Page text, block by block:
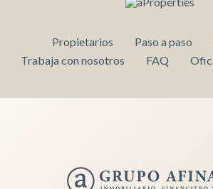
Propietarios Paso a paso
Trabaja con nosotros
FAQ